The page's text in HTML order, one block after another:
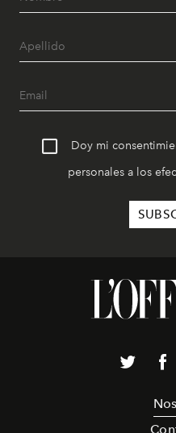
Doy mi
personales a los